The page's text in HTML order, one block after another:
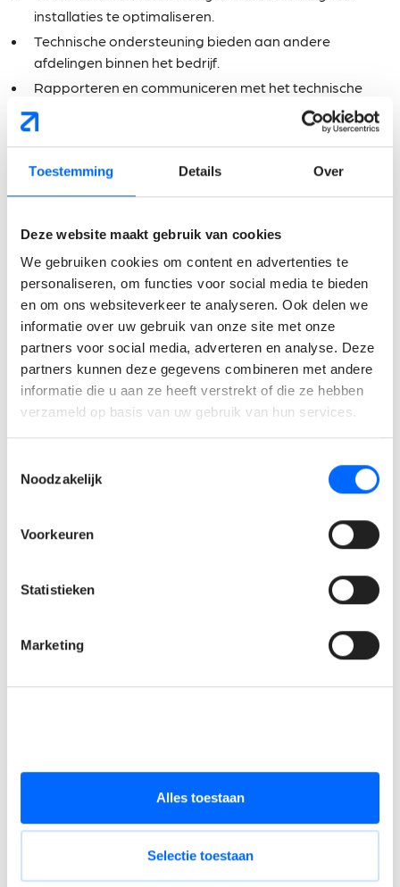
Toestemming Details Over
Deze website maakt gebruik van cookies
We gebruiken cookies om content en advertenties te
personaliseren, om functies voor social media te bieden
en om ons websiteverkeer te analyseren. Ook delen we
informatie over uw gebruik van onze site met onze
partners voor social media, adverteren en analyse. Deze
partners kunnen deze gegevens combineren met andere
informatie die u aan ze heeft verstrekt of die ze hebben
verzameld op basis van uw gebruik van hun services.
Noodzakelijk
Voorkeuren
Statistieken
Marketing
Alles toestaan
Selectie toestaan
installaties te optimaliseren.
Technische ondersteuning bieden aan andere
afdelingen binnen het bedrijf.
Rapporteren en communiceren met het technische
team van internationale partners in het Engels.
Wat verwachten wij van
jou?
Je hebt een diploma in elektromechanica, mechanica,
elektriciteit of een gelijkwaardige technische opleiding.
Goede communicatieve vaardigheden in zowel
Nederlands als Engels.
Je bent analytisch, oplossingsgericht en werkt graag
zowel zelfstandig als in teamverband.
Wat bieden wij jou?
maand afhankelijk van jouw kennis en ervaring.
Een uitdagende functie in daguren (geen
Een grondige inwerkperiode en opleiding, met de
Een prettige en collegiale werkomgeving in een
Een aangename werksfeer en toffe collega's.